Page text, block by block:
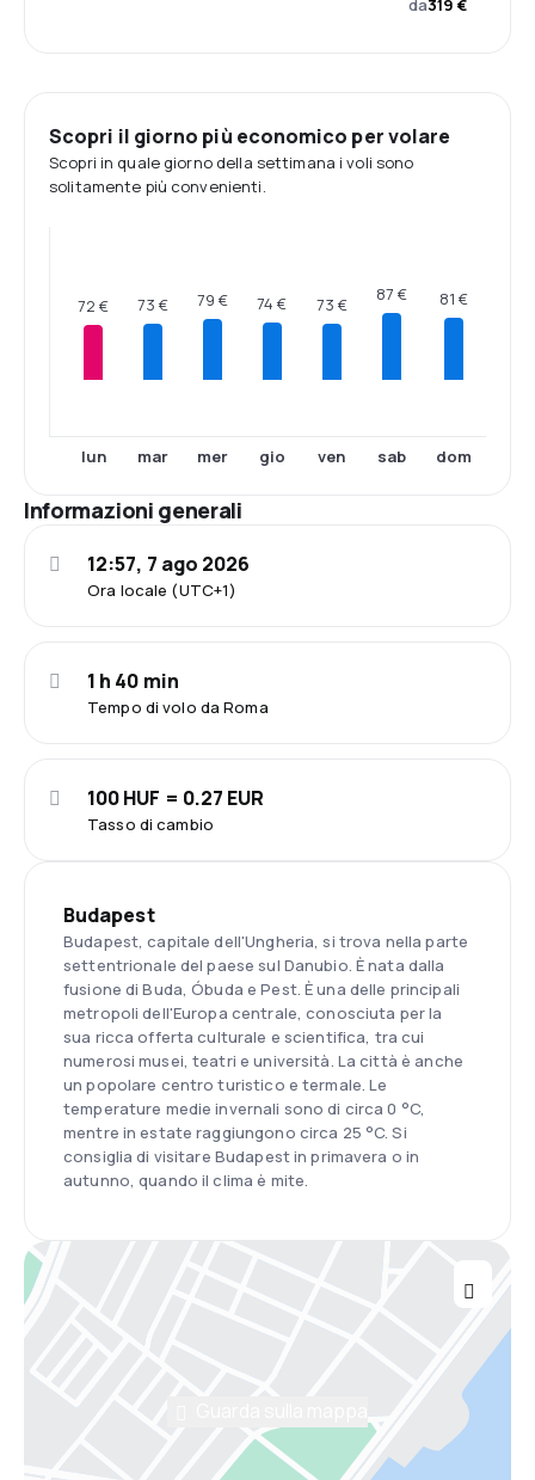
da319 €
Scopri il giorno più economico per volare
Scopri in quale giorno della settimana i voli sono
solitamente più convenienti.
72 €
lun
73 €
mar
79 €
mer
74 €
gio
73 €
ven
87 €
sab
81 €
dom
Informazioni generali
Ora locale (UTC+1)
12:57, 7 ago 2026
Tempo di volo da Roma
1 h 40 min
Tasso di cambio
100 HUF = 0.27 EUR
Budapest
Budapest, capitale dell'Ungheria, si trova nella parte
settentrionale del paese sul Danubio. È nata dalla
fusione di Buda, Óbuda e Pest. È una delle principali
metropoli dell'Europa centrale, conosciuta per la
sua ricca offerta culturale e scientifica, tra cui
numerosi musei, teatri e università. La città è anche
un popolare centro turistico e termale. Le
temperature medie invernali sono di circa 0 °C,
mentre in estate raggiungono circa 25 °C. Si
consiglia di visitare Budapest in primavera o in
autunno, quando il clima è mite.